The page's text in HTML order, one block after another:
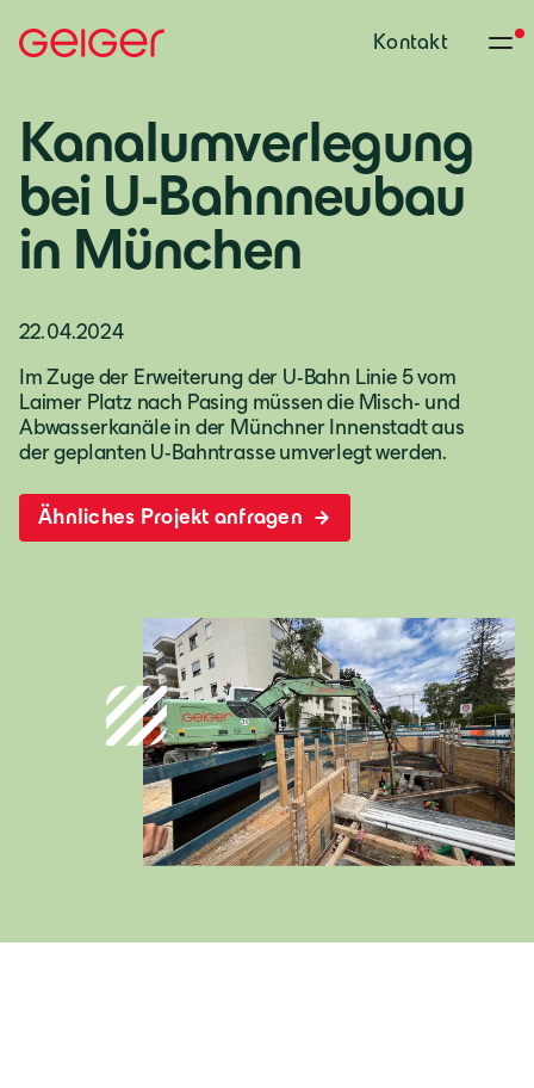
Kontakt
Kanalumverlegung
bei U-Bahnneubau
in München
22.04.2024
Im Zuge der Erweiterung der U-Bahn Linie 5 vom
Laimer Platz nach Pasing müssen die Misch- und
Abwasserkanäle in der Münchner Innenstadt aus
der geplanten U-Bahntrasse umverlegt werden.
Ähnliches Projekt anfragen
Deutschland
Deutsch
Österreich